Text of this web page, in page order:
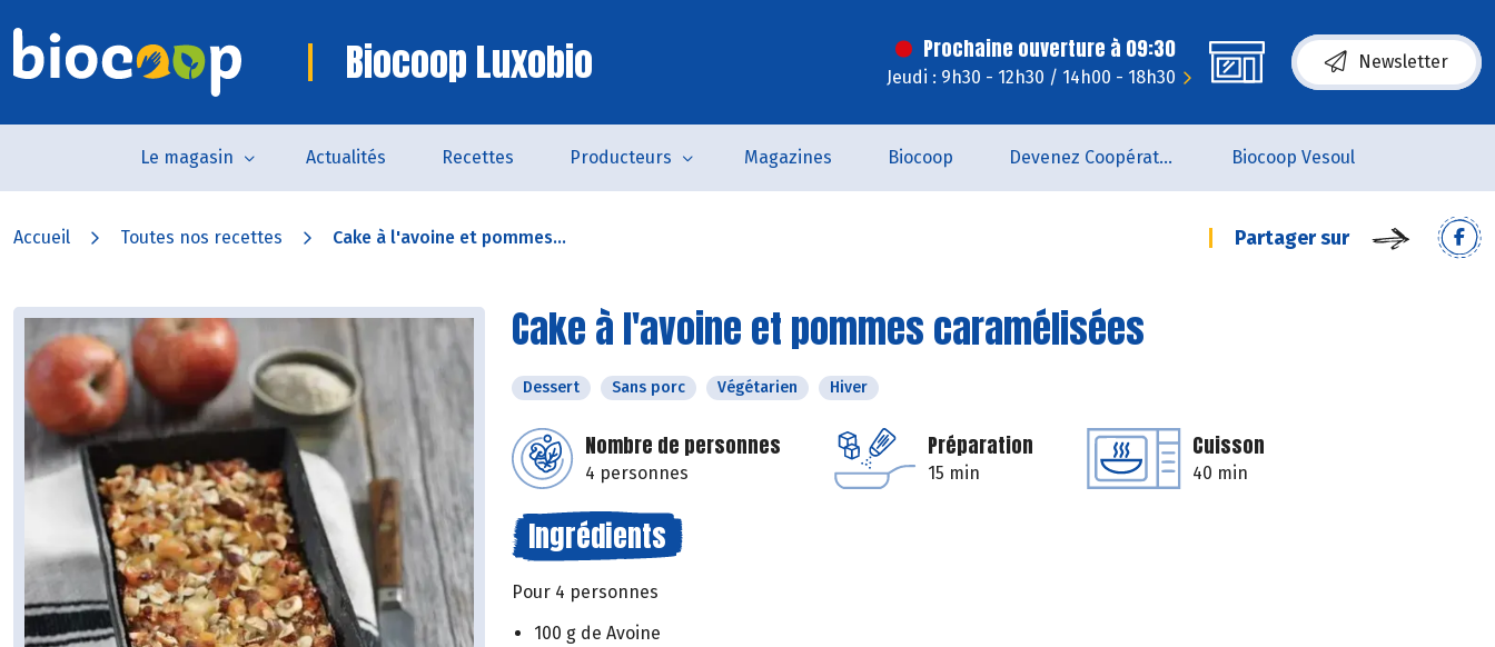
Biocoop Luxobio Prochaine ouverture à 09:30
Jeudi : 9h30 - 12h30 / 14h00 - 18h30
Newsletter
Le magasin Actualités Recettes Producteurs Magazines Biocoop Devenez Coopérateur Biocoop Vesoul
Accueil Toutes nos recettes Cake à l'avoine et pommes... Partager sur
Cake à l'avoine et pommes caramélisées
Dessert Sans porc Végétarien Hiver
Nombre de personnes
4 personnes
Préparation
15 min
Cuisson
40 min
Ingrédients
Pour 4 personnes
100 g de Avoine